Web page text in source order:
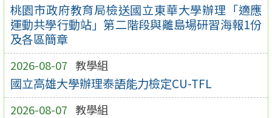
桃園市政府教育局檢送國立東華大學辦理「適應
運動共學行動站」第二階段與離島場研習海報1份
及各區簡章
2026-08-07 教學組
國立高雄大學辦理泰語能力檢定CU-TFL
2026-08-07 教學組